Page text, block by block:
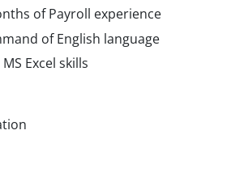
of Payroll experience
of English language
Excel skills